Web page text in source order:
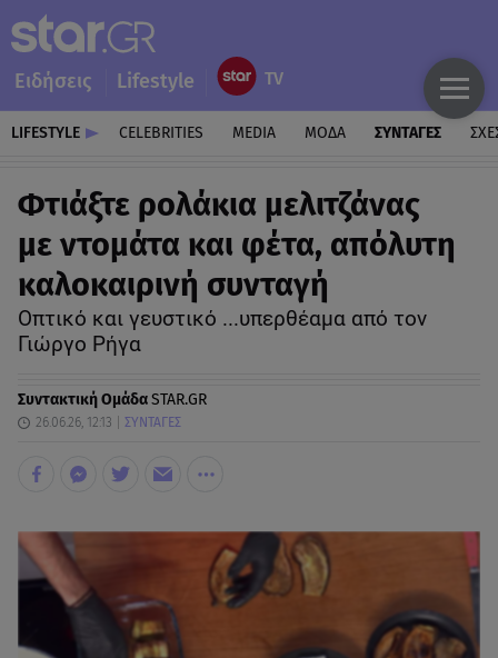
Ειδήσεις Lifestyle
LIFESTYLE CELEBRITIES MEDIA ΜΟΔΑ ΣΥΝΤΑΓΕΣ
Φτιάξτε ρολάκια μελιτζάνας
με ντομάτα και φέτα, απόλυτη
καλοκαιρινή συνταγή
Οπτικό και γευστικό ...υπερθέαμα από τον
Γιώργο Ρήγα
Συντακτική ΟμάδαSTAR.GR
26.06.26, 12:13 ΣΥΝΤΑΓΕΣ